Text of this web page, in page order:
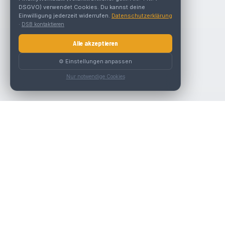
DSGVO) verwendet Cookies. Du kannst deine
Einwilligung jederzeit widerrufen. Datenschutzerklärung
· DSB kontaktieren
Alle akzeptieren
⚙️ Einstellungen anpassen
Nur notwendige Cookies